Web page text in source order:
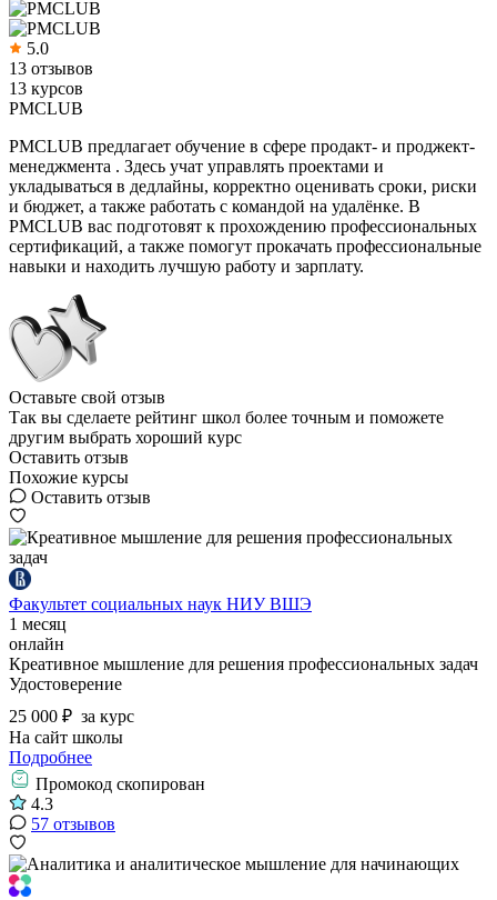
5.0
13 отзывов
13 курсов
PMCLUB
PMCLUB предлагает обучение в сфере продакт- и проджект-
менеджмента . Здесь учат управлять проектами и
укладываться в дедлайны, корректно оценивать сроки, риски
и бюджет, а также работать с командой на удалёнке. В
PMCLUB вас подготовят к прохождению профессиональных
сертификаций, а также помогут прокачать профессиональные
навыки и находить лучшую работу и зарплату.
Оставьте свой отзыв
Так вы сделаете рейтинг школ более точным и поможете
другим выбрать хороший курс
Оставить отзыв
Похожие курсы
Оставить отзыв
Факультет социальных наук НИУ ВШЭ
1 месяц
онлайн
Креативное мышление для решения профессиональных задач
Удостоверение
25 000 ₽ за курс
На сайт школы
Подробнее
Промокод скопирован
4.3
57 отзывов